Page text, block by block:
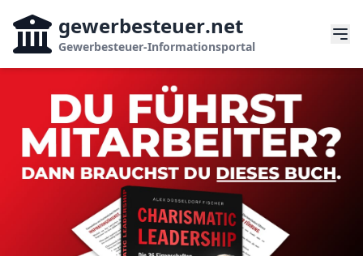
gewerbesteuer.net
Gewerbesteuer-Informationsportal